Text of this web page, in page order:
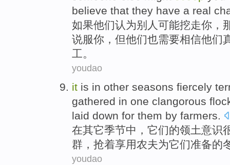
believe that they have a real
如果他们认为别人 可能挖走你 ，
说服你， 但他们也需要相信他们
工 。
youdao
it is in other seasons fiercely
gathered in one clangorous
laid down for them by farmers.
在其它季节中， 它们的领土意识
群 ，抢着享用农夫为它们准备的
youdao